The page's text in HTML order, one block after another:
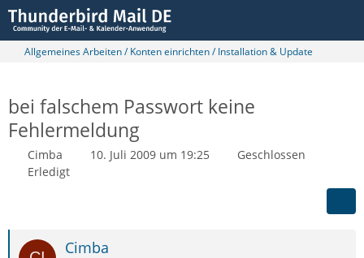
Allgemeines Arbeiten / Konten einrichten / Installation & Update
bei falschem Passwort keine
Fehlermeldung
Cimba 10. Juli 2009 um 19:25
Geschlossen
Erledigt
Cimba